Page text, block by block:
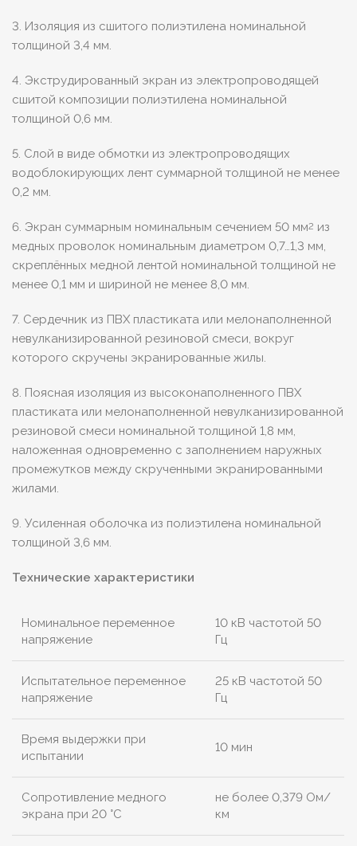
3. Изоляция из сшитого полиэтилена номинальной
толщиной 3,4 мм.
4. Экструдированный экран из электропроводящей
сшитой композиции полиэтилена номинальной
толщиной 0,6 мм.
5. Слой в виде обмотки из электропроводящих
водоблокирующих лент суммарной толщиной не менее
0,2 мм.
6. Экран суммарным номинальным сечением 50 мм2 из
медных проволок номинальным диаметром 0,7…1,3 мм,
скреплённых медной лентой номинальной толщиной не
менее 0,1 мм и шириной не менее 8,0 мм.
7. Сердечник из ПВХ пластиката или мелонаполненной
невулканизированной резиновой смеси, вокруг
которого скручены экранированные жилы.
8. Поясная изоляция из высоконаполненного ПВХ
пластиката или мелонаполненной невулканизированной
резиновой смеси номинальной толщиной 1,8 мм,
наложенная одновременно с заполнением наружных
промежутков между скрученными экранированными
жилами.
9. Усиленная оболочка из полиэтилена номинальной
толщиной 3,6 мм.
Технические характеристики
Номинальное переменное
напряжение
10 кВ частотой 50
Гц
Испытательное переменное
напряжение
25 кВ частотой 50
Гц
Время выдержки при
испытании
10 мин
Сопротивление медного
экрана при 20 °С
не более 0,379 Ом/
км